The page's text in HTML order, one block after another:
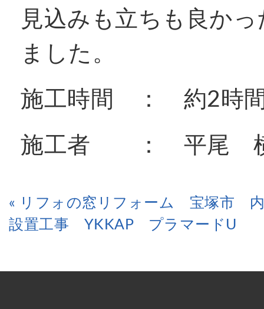
見込みも立ちも良か
ました。
施工時間 ： 約2時
施工者 ： 平尾
« リフォの窓リフォーム 宝塚市
設置工事 YKKAP プラマードU